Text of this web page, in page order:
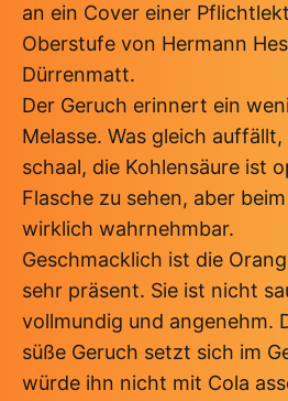
an ein Cover einer
Oberstufe von Hermann
Dürrenmatt.
Der Geruch erinnert ein
Melasse. Was gleich
schaal, die Kohlensäure ist
Flasche zu sehen, aber
wirklich wahrnehmbar.
Geschmacklich ist die
sehr präsent. Sie ist nicht
vollmundig und angenehm.
süße Geruch setzt sich im
würde ihn nicht mit Cola